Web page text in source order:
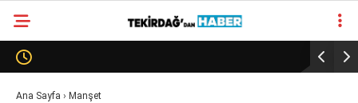
24.3
TEKIRDAĞ
Ana Sayfa › Manşet